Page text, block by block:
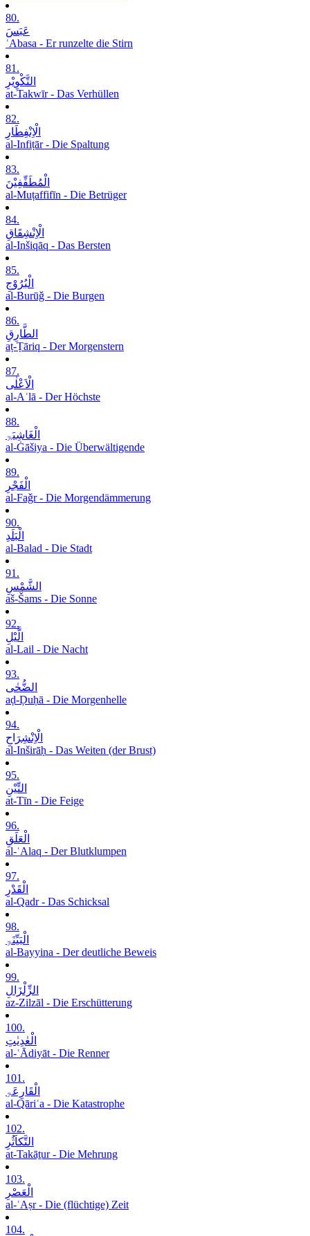
80.
عَبَسَ
ʿAbasa - Er runzelte die Stirn
81.
التَّکْوِیْرِ
at-Takwīr - Das Verhüllen
82.
الْاِنْفِطَارِ
al-Infiṭār - Die Spaltung
83.
الْمُطَفِّفِیْنَ
al-Muṭaffifīn - Die Betrüger
84.
الْاِنْشِقَاقِ
al-Inšiqāq - Das Bersten
85.
الْبُرُوْجِ
al-Burūǧ - Die Burgen
86.
الطَّارِقِ
aṭ-Ṭāriq - Der Morgenstern
87.
الْاَعْلٰی
al-Aʿlā - Der Höchste
88.
الْغَاشِیَۃِ
al-Ġāšiya - Die Überwältigende
89.
الْفَجْرِ
al-Faǧr - Die Morgendämmerung
90.
الْبَلَدِ
al-Balad - Die Stadt
91.
الشَّمْسِ
aš-Šams - Die Sonne
92.
الَّیْلِ
al-Lail - Die Nacht
93.
الضُّحٰی
aḍ-Ḍuḥā - Die Morgenhelle
94.
الْاِنْشِرَاحِ
al-Inširāḥ - Das Weiten (der Brust)
95.
التِّیْنِ
at-Tīn - Die Feige
96.
الْعَلَقِ
al-ʿAlaq - Der Blutklumpen
97.
الْقَدْرِ
al-Qadr - Das Schicksal
98.
الْبَیِّنَۃِ
al-Bayyina - Der deutliche Beweis
99.
الزِّلْزَالِ
az-Zilzāl - Die Erschütterung
100.
الْعٰدِیٰتِ
al-ʿĀdiyāt - Die Renner
101.
الْقَارِعَۃِ
al-Qāriʿa - Die Katastrophe
102.
التَّکاَثُرِ
at-Takāṯur - Die Mehrung
103.
الْعَصْرِ
al-ʿAṣr - Die (flüchtige) Zeit
104.